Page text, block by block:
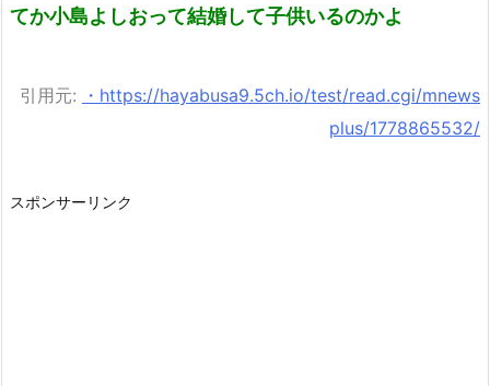
てか小島よしおって結婚して子供いるのかよ
引用元:
・https://hayabusa9.5ch.io/test/read.cgi/mnews
plus/1778865532/
スポンサーリンク